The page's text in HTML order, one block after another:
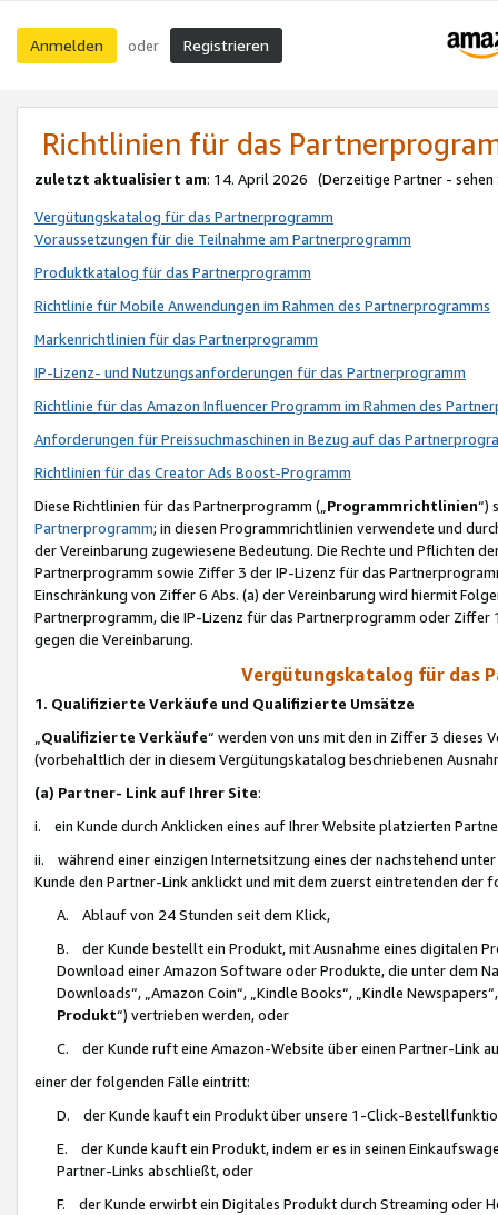
Anmelden oder Registrieren
Richtlinien für das
zuletzt aktualisiert am: 14. April 2026 (Derzeitige Partner - sehen
Vergütungskatalog für das Partnerprogramm
Voraussetzungen für die Teilnahme am Partnerprogramm
Produktkatalog für das Partnerprogramm
Richtlinie für Mobile Anwendungen im Rahmen des Partnerprogramms
Markenrichtlinien für das Partnerprogramm
IP-Lizenz- und Nutzungsanforderungen für das Partnerprogramm
Richtlinie für das Amazon Influencer Programm im Rahmen des
Anforderungen für Preissuchmaschinen in Bezug auf das
Richtlinien für das Creator Ads Boost-Programm
Diese Richtlinien für das Partnerprogramm („Programmrichtlinien“)
Partnerprogramm; in diesen Programmrichtlinien verwendete und
der Vereinbarung zugewiesene Bedeutung. Die Rechte und Pflichten
Partnerprogramm sowie Ziffer 3 der IP-Lizenz für das
Einschränkung von Ziffer 6 Abs. (a) der Vereinbarung wird hiermit
Partnerprogramm, die IP-Lizenz für das Partnerprogramm oder
gegen die Vereinbarung.
Vergütungskatalog für das
1. Qualifizierte Verkäufe und Qualifizierte Umsätze
Qualifizierte Verkäufe“ werden von uns mit den in Ziffer 3
(vorbehaltlich der in diesem Vergütungskatalog beschriebenen
(a) Partner- Link auf Ihrer Site:
i. ein Kunde durch Anklicken eines auf Ihrer Website platzierten
ii. während einer einzigen Internetsitzung eines der nachstehend
Kunde den Partner-Link anklickt und mit dem zuerst eintretenden der
A. Ablauf von 24 Stunden seit dem Klick,
B. der Kunde bestellt ein Produkt, mit Ausnahme eines digitalen
Download einer Amazon Software oder Produkte, die unter dem
Downloads“, „Amazon Coin“, „Kindle Books“, „Kindle
Produkt“) vertrieben werden, oder
C. der Kunde ruft eine Amazon-Website über einen Partner-Link
einer der folgenden Fälle eintritt:
D. der Kunde kauft ein Produkt über unsere 1-Click-
E. der Kunde kauft ein Produkt, indem er es in seinen
Partner-Links abschließt, oder
F. der Kunde erwirbt ein Digitales Produkt durch Streaming oder